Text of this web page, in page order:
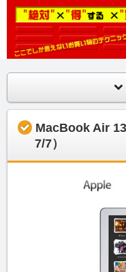
絶対得する買物
ここでしか言えないお
MacBook Air
7/7）